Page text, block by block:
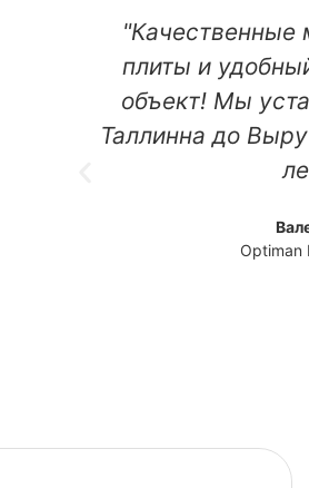
плиты и
объект! Мы
Таллинна до
Optiman